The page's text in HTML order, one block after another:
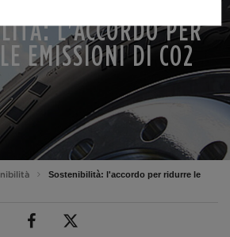
L'ACCORDO PER
EMISSIONI DI CO2
Sostenibilità: l'accordo per ridurre le